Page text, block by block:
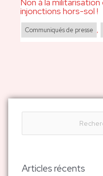
h
Articles récents
injonctions hors-sol !
Communiqués de presse ,